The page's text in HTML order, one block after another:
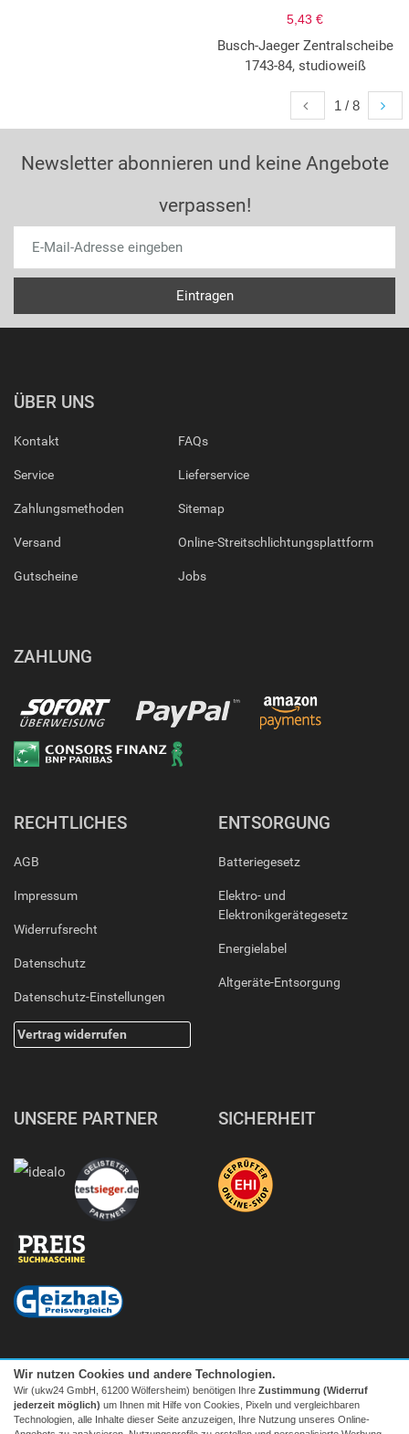
5,43 €
Busch-Jaeger Zentralscheibe
1743-84, studioweiß
1 / 8
Newsletter abonnieren und keine Angebote
verpassen!
ÜBER UNS
Kontakt
Service
Zahlungsmethoden
Versand
Gutscheine
FAQs
Lieferservice
Sitemap
Online-Streitschlichtungsplattform
Jobs
ZAHLUNG
RECHTLICHES
AGB
Impressum
Widerrufsrecht
Datenschutz
Datenschutz-Einstellungen
Vertrag widerrufen
ENTSORGUNG
Batteriegesetz
Elektro- und
Elektronikgerätegesetz
Energielabel
Altgeräte-Entsorgung
UNSERE PARTNER SICHERHEIT
Wir nutzen Cookies und andere Technologien.
Wir (ukw24 GmbH, 61200 Wölfersheim) benötigen Ihre Zustimmung (Widerruf
jederzeit möglich) um Ihnen mit Hilfe von Cookies, Pixeln und vergleichbaren
Technologien, alle Inhalte dieser Seite anzuzeigen, Ihre Nutzung unseres Online-